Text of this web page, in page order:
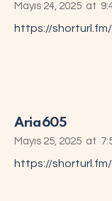
Mayıs 24, 2025 at
https://
Aria605
Mayıs 25, 2025 at
https://